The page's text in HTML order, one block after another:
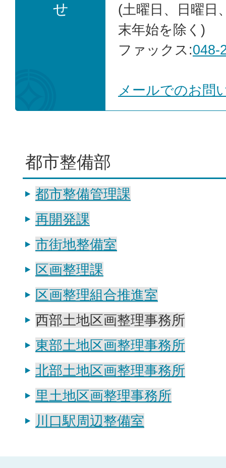
せ
(土曜日、日曜日
末年始を除く)
ファックス:048-
メールでのお問
都市整備部
都市整備管理課
再開発課
市街地整備室
区画整理課
区画整理組合推進室
西部土地区画整理事務所
東部土地区画整理事務所
北部土地区画整理事務所
里土地区画整理事務所
川口駅周辺整備室